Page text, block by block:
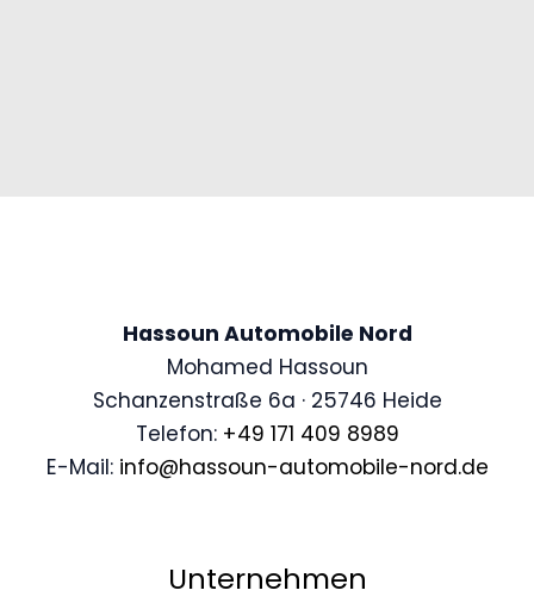
Hassoun Automobile Nord
Mohamed Hassoun
Schanzenstraße 6a · 25746 Heide
Telefon: +49 171 409 8989
E-Mail: info@hassoun-automobile-nord.de
Unternehmen